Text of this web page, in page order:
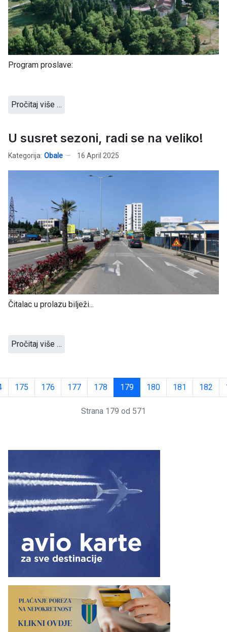
Program proslave:
Pročitaj više …
U susret sezoni, radi se na veliko!
Kategorija: Obale 16 April 2025
Čitalac u prolazu bilježi...
Pročitaj više …
175 176 177 178 179 180 181 182
Strana 179 od 571